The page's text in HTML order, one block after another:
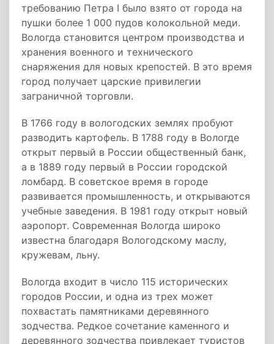
требованию Петра I было взято от города на
пушки более 1 000 пудов колокольной меди.
Вологда становится центром производства и
хранения военного и технического
снаряжения для новых крепостей. В это время
город получает царские привилегии
заграничной торговли.
В 1766 году в вологодских землях пробуют
разводить картофель. В 1788 году в Вологде
открыт первый в России общественный банк,
а в 1889 году первый в России городской
ломбард. В советское время в городе
развивается промышленность, и открываются
учебные заведения. В 1981 году открыт новый
аэропорт. Современная Вологда широко
известна благодаря Вологодскому маслу,
кружевам, льну.
Вологда входит в число 115 исторических
городов России, и одна из трех может
похвастать памятниками деревянного
зодчества. Редкое сочетание каменного и
деревянного зодчества привлекает туристов